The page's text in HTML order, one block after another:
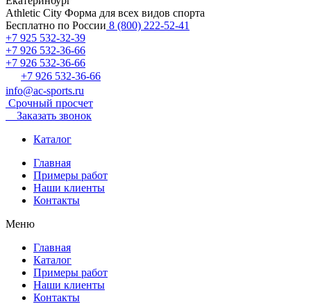
Athletic City Форма для всех видов спорта
Бесплатно по России 8 (800) 222-52-41
+7 925 532-32-39
+7 926 532-36-66
+7 926 532-36-66
+7 926 532-36-66
info@ac-sports.ru
Срочный просчет
Заказать звонок
Каталог
Главная
Примеры работ
Наши клиенты
Контакты
Меню
Главная
Каталог
Примеры работ
Наши клиенты
Контакты